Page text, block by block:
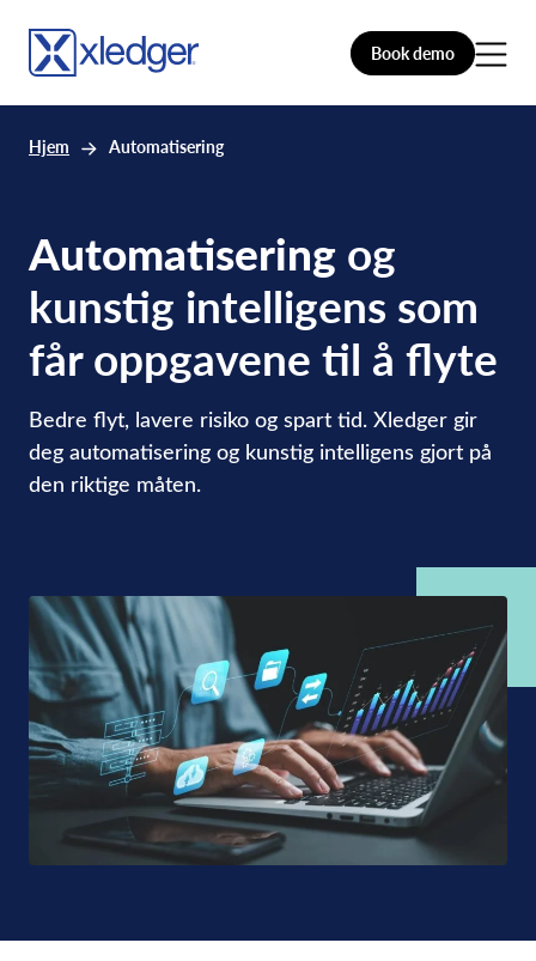
Book demo
Hjem Automatisering
Automatiseringog
kunstig intelligens som
får oppgavene til å flyte
Bedre flyt, lavere risiko og spart tid. Xledger gir
deg automatisering og kunstig intelligens gjort på
den riktige måten.